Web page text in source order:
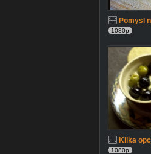
Pomysl
1080p
Kilka
1080p